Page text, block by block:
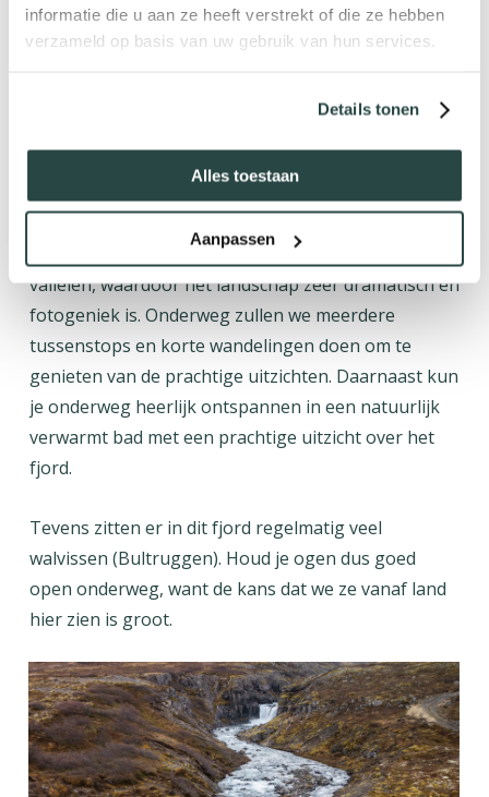
informatie die u aan ze heeft verstrekt of die ze hebben
verzameld op basis van uw gebruik van hun services.
Details tonen
Alles toestaan
Aanpassen
Vandaag maken we een prachtige route langs de
zuidkant van de Ísafjarðardjúp. Dit is een van de
van IJsland en strekt zich uit over tientallen
meerdere kleinere zijfjorden, zoals Reykjafjörður,
Het fjord is omringd door hoge bergen en diepe
valleien, waardoor het landschap zeer dramatisch en
fotogeniek is. Onderweg zullen we meerdere
tussenstops en korte wandelingen doen om te
genieten van de prachtige uitzichten. Daarnaast kun
je onderweg heerlijk ontspannen in een natuurlijk
verwarmt bad met een prachtige uitzicht over het
fjord.
Tevens zitten er in dit fjord regelmatig veel
walvissen (Bultruggen). Houd je ogen dus goed
open onderweg, want de kans dat we ze vanaf land
hier zien is groot.